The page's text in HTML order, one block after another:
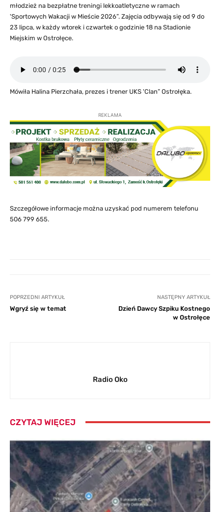
młodzież na bezpłatne treningi lekkoatletyczne w ramach
'Sportowych Wakacji w Mieście 2026”. Zajęcia odbywają się od 9 do
23 lipca, w każdy wtorek i czwartek o godzinie 18 na Stadionie
Miejskim w Ostrołęce.
Mówiła Halina Pierzchała, prezes i trener UKS 'Clan” Ostrołęka.
REKLAMA
Szczegółowe informacje można uzyskać pod numerem telefonu
506 799 655.
POPRZEDNI ARTYKUŁ
Wgryź się w temat
NASTĘPNY ARTYKUŁ
Dzień Dawcy Szpiku Kostnego
w Ostrołęce
Radio Oko
CZYTAJ WIĘCEJ